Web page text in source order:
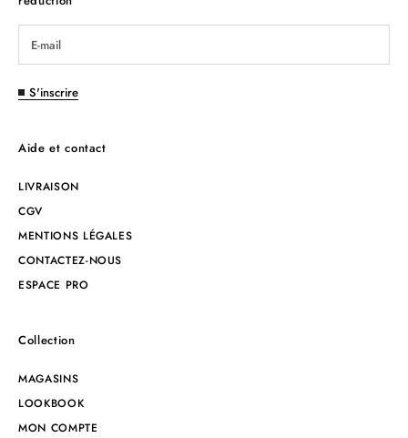
S'inscrire
Aide et contact
LIVRAISON
CGV
MENTIONS LÉGALES
CONTACTEZ-NOUS
ESPACE PRO
Collection
MAGASINS
LOOKBOOK
MON COMPTE